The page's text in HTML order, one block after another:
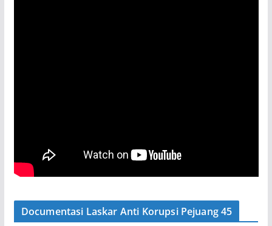
Documentasi Laskar Anti Korupsi Pejuang 45